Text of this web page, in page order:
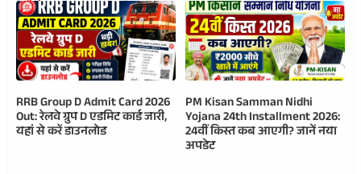
RRB Group D Admit Card 2026
Out: रेलवे ग्रुप D एडमिट कार्ड जारी,
यहां से करें डाउनलोड
PM Kisan Samman Nidhi
Yojana 24th Installment 2026:
24वीं किस्त कब आएगी? जानें नया
अपडेट